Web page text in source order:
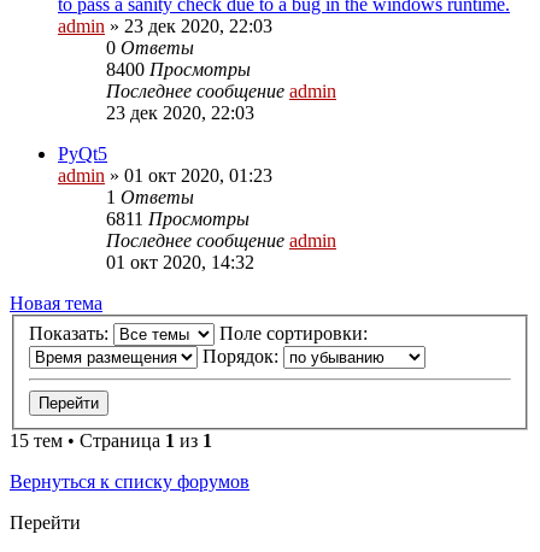
admin » 23 дек 2020, 22:03
0 Ответы
8400 Просмотры
Последнее сообщение admin
23 дек 2020, 22:03
PyQt5
admin » 01 окт 2020, 01:23
1 Ответы
6811 Просмотры
Последнее сообщение admin
01 окт 2020, 14:32
Новая тема
Показать:
Поле сортировки:
Порядок:
15 тем • Страница 1 из 1
Вернуться к списку форумов
Перейти